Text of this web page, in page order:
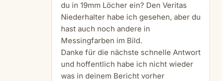
du in 19mm Löcher ein? Den Veritas
Niederhalter habe ich gesehen, aber du
hast auch noch andere in
Messingfarben im Bild.
Danke für die nächste schnelle Antwort
und hoffentlich habe ich nicht wieder
was in deinem Bericht vorher